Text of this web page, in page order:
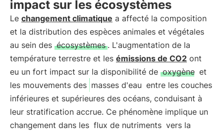
impact sur les écosystèmes
Le changement climatique a affecté la composition
et la distribution des espèces animales et végétales
au sein des écosystèmes . L'augmentation de la
température terrestre et les émissions de CO2 ont
eu un fort impact sur la disponibilité de oxygène et
les mouvements des masses d'eau entre les couches
inférieures et supérieures des océans, conduisant à
leur stratification accrue. Ce phénomène implique un
changement dans les flux de nutriments vers la